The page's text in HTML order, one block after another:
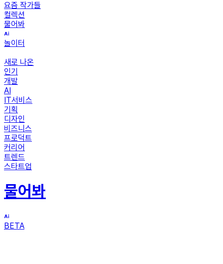
요즘 작가들
컬렉션
물어봐
놀이터
새로 나온
인기
개발
AI
IT서비스
기획
디자인
비즈니스
프로덕트
커리어
트렌드
스타트업
물어봐
BETA